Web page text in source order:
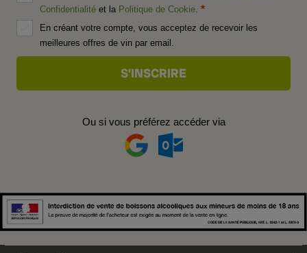
Confidentialité et la Politique de Cookie
En créant votre compte, vous acceptez de recevoir les
meilleures offres de vin par email.
Ou si vous préférez accéder via